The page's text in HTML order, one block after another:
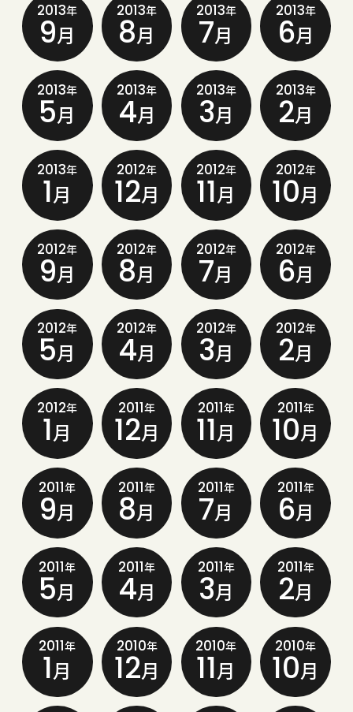
2013年
9月
2013年
8月
2013年
7月
2013年
6月
2013年
5月
2013年
4月
2013年
3月
2013年
2月
2013年
1月
2012年
12月
2012年
11月
2012年
10月
2012年
9月
2012年
8月
2012年
7月
2012年
6月
2012年
5月
2012年
4月
2012年
3月
2012年
2月
2012年
1月
2011年
12月
2011年
11月
2011年
10月
2011年
9月
2011年
8月
2011年
7月
2011年
6月
2011年
5月
2011年
4月
2011年
3月
2011年
2月
2011年
1月
2010年
12月
2010年
11月
2010年
10月